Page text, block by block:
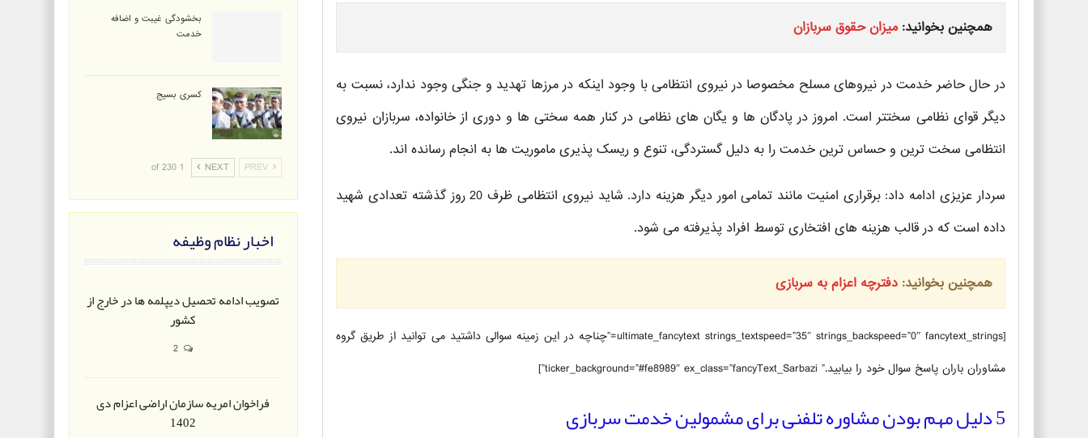
همچنین بخوانید:میزان حقوق سربازان
در حال حاضر خدمت در نیروهای مسلح مخصوصا در نیروی انتظامی با وجود اینکه در مرزها تهدید و جنگی وجود ندارد، نسبت به
دیگر قوای نظامی سختتر است. امروز در پادگان ها و یگان های نظامی در کنار همه سختی ها و دوری از خانواده، سربازان نیروی
انتظامی سخت ترین و حساس ترین خدمت را به دلیل گستردگی، تنوع و ریسک پذیری ماموریت ها به انجام رسانده اند.
سردار عزیزی ادامه داد: برقراری امنیت مانند تمامی امور دیگر هزینه دارد. شاید نیروی انتظامی ظرف 20 روز گذشته تعدادی شهید
داده است که در قالب هزینه های افتخاری توسط افراد پذیرفته می شود.
همچنین بخوانید:دفترچه اعزام به سربازی
[ultimate_fancytext strings_textspeed=”35″ strings_backspeed=”0″ fancytext_strings=”چناچه در این زمینه سوالی داشتید می توانید از طریق گروه
مشاوران باران پاسخ سوال خود را بیابید.” ticker_background=”#fe8989″ ex_class=”fancyText_Sarbazi”]
5 دلیل مهم بودن مشاوره تلفنی برای مشمولین خدمت سربازی
بخشودگی غیبت و اضافه
خدمت
کسری بسیج
PREV
NEXT
1 of 230
اخبار نظام وظیفه
تصویب ادامه تحصیل دیپلمه ها در خارج از
کشور
فراخوان امریه سازمان اراضی اعزام دی
1402